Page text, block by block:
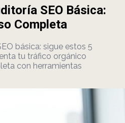
SEO Básica:
Completa
básica: sigue estos 5
tu tráfico orgánico
con herramientas